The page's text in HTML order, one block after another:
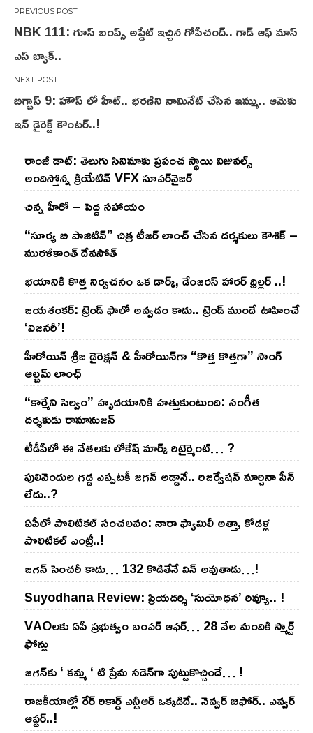
Post
navigation
NBK 111: గూస్ బంప్స్ అప్డేట్ ఇచ్చిన గోపీచంద్.. గాడ్ ఆఫ్ మాస్
ఎస్ బ్యాక్..
బిగ్బాస్ 9: హౌస్ లో హీట్.. భరణిని నామినేట్ చేసిన ఇమ్ము.. ఆమెకు
ఇన్ డైరెక్ట్ కౌంటర్..!
రాంజీ డాట్: తెలుగు సినిమాకు ప్రపంచ స్థాయి విజువల్స్
అందిస్తోన్న క్రియేటివ్ VFX సూపర్‌వైజర్
చిన్న హీరో – పెద్ద సహాయం
“సూర్య బి పాజిటివ్” చిత్ర టీజర్ లాంచ్ చేసిన‌ దర్శకులు కౌశిక్ –
మురళీకాంత్ దేవసోత్
భయానికి కొత్త నిర్వచనం ఒక డార్క్, డేంజరస్ హారర్ థ్రిల్లర్ ..!
జయశంకర్: ట్రెండ్‌ ఫాలో అవ్వడం కాదు.. ట్రెండ్‌ ముందే ఊహించే
‘విజనరీ’!
హీరోయిన్ శ్రీజ డైరెక్ష‌న్ & హీరోయిన్‌గా “కొత్త కొత్తగా” సాంగ్
ఆల్బమ్ లాంఛ్
“కార్మేని సెల్వం” హృదయానికి హత్తుకుంటుంది: సంగీత
దర్శకుడు రామానుజన్
టీడీపీలో ఈ నేత‌ల‌కు లోకేష్ మార్క్ రిటైర్మెంట్‌… ?
పులివెందుల గ‌డ్డ ఎప్ప‌ట‌కీ జ‌గ‌న్ అడ్డానే.. రిజ‌ర్వేష‌న్ మార్చినా సీన్
లేదు..?
ఏపీలో పొలిటిక‌ల్ సంచ‌ల‌నం: నారా ఫ్యామిలీ అత్తా, కోడ‌ళ్ల
పొలిటికల్ ఎంట్రీ..!
జ‌గ‌న్ సెంచ‌రీ కాదు… 132 కొడితేనే విన్ అవుతాడు…!
Suyodhana Review: ప్రియదర్శి ‘సుయోధన’ రివ్యూ.. !
VAOల‌కు ఏపీ ప్ర‌భుత్వం బంప‌ర్ ఆఫ‌ర్‌… 28 వేల మందికి స్మార్ట్
ఫోన్లు
జ‌గ‌న్‌కు ‘ క‌మ్మ ‘ టి ప్రేమ స‌డెన్‌గా పుట్టుకొచ్చిందే… !
రాజ‌కీయాల్లో రేర్ రికార్డ్ ఎన్టీఆర్ ఒక్క‌డిదే.. నెవ్వ‌ర్ బిఫోర్‌.. ఎవ్వ‌ర్
ఆఫ్ట‌ర్‌..!